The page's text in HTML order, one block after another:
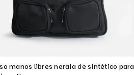
manos libres neraia de sintético para